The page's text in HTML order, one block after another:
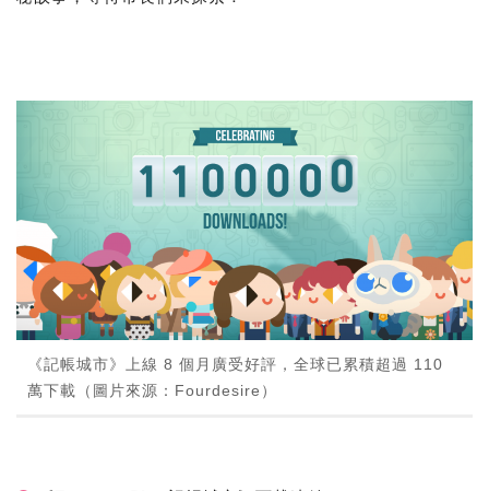
《記帳城市》上線 8 個月廣受好評，全球已累積超過 110
萬下載（圖片來源：Fourdesire）